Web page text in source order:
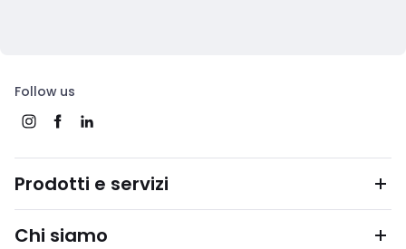
Follow us
Prodotti e servizi
Chi siamo